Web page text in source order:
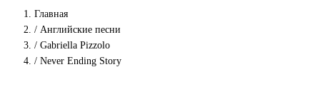
Главная
/ Английские песни
/ Gabriella Pizzolo
/ Never Ending Story